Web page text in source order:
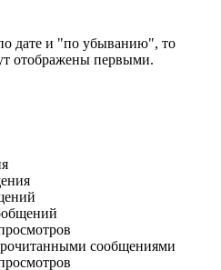
дате и "по убыванию", то
отображены первыми.
сообщениями